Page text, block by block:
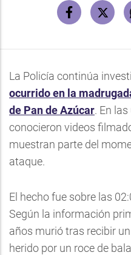
La Policía continúa
ocurrido en la
de Pan de Azúcar. En
conocieron videos
muestran parte del
ataque.
El hecho fue sobre las
Según la información
años murió tras recibir
herido por un roce de